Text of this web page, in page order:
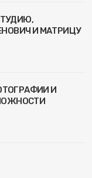
И МАТРИЦУ
И